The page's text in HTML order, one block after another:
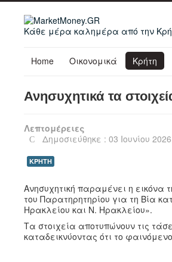
Κάθε μέρα καλημέρα από την
Home Οικονομικά Κρήτη
Ανησυχητικά τα
Λεπτομέρειες
Δημοσιεύθηκε : 03 Ιουνίου 2026
ΚΡΗΤΗ
Ανησυχητική παραμένει η εικόνα
του Παρατηρητηρίου για τη Βία
Ηρακλείου και Ν. Ηρακλείου».
Τα στοιχεία αποτυπώνουν τις
καταδεικνύοντας ότι το